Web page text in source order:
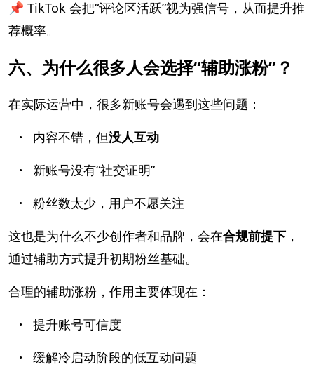
📌 TikTok 会把“评论区活跃”视为强信号，从而提升推
荐概率。
六、为什么很多人会选择“辅助涨粉”？
在实际运营中，很多新账号会遇到这些问题：
·
内容不错，但没人互动
·
新账号没有“社交证明”
·
粉丝数太少，用户不愿关注
这也是为什么不少创作者和品牌，会在合规前提下 ，
通过辅助方式提升初期粉丝基础。
合理的辅助涨粉，作用主要体现在：
·
提升账号可信度
· 缓解冷启动阶段的低互动问题